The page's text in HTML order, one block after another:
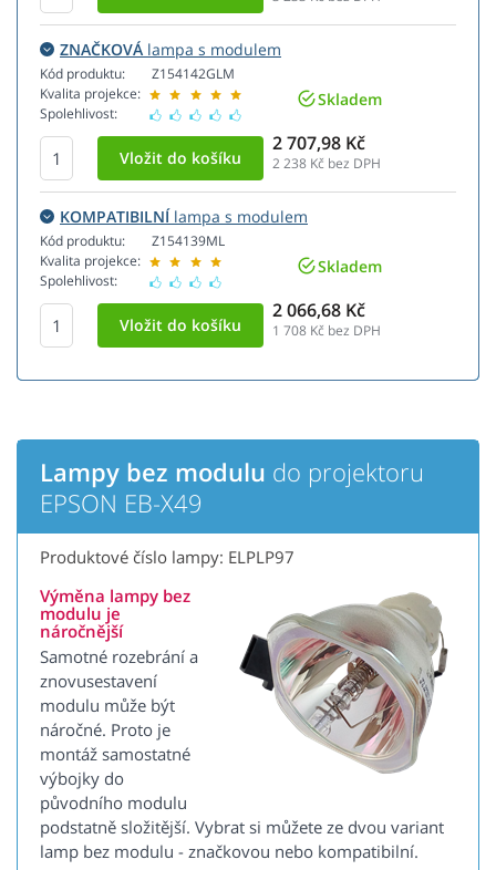
ZNAČKOVÁ lampa s modulem
Kód produktu:
Kvalita projekce:
Spolehlivost:
Z154142GLM
Skladem
2 707,98 Kč
2 238 Kč bez DPH
KOMPATIBILNÍlampa s modulem
Kód produktu:
Kvalita projekce:
Spolehlivost:
Z154139ML
Skladem
2 066,68 Kč
1 708 Kč bez DPH
Lampy bez modulu do projektoru
EPSON EB-X49
Produktové číslo lampy: ELPLP97
Výměna lampy bez
modulu je
náročnější
Samotné rozebrání a
znovusestavení
modulu může být
náročné. Proto je
montáž samostatné
výbojky do
původního modulu
podstatně složitější. Vybrat si můžete ze dvou variant
lamp bez modulu - značkovou nebo kompatibilní.